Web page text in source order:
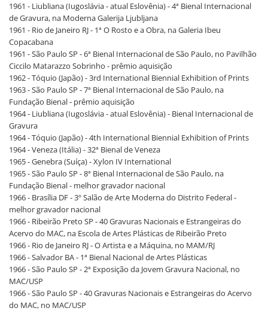
1961 - Liubliana (Iugoslávia - atual Eslovênia) - 4ª Bienal Internacional
de Gravura, na Moderna Galerija Ljubljana
1961 - Rio de Janeiro RJ - 1ª O Rosto e a Obra, na Galeria Ibeu
Copacabana
1961 - São Paulo SP - 6ª Bienal Internacional de São Paulo, no Pavilhão
Ciccilo Matarazzo Sobrinho - prêmio aquisição
1962 - Tóquio (Japão) - 3rd International Biennial Exhibition of Prints
1963 - São Paulo SP - 7ª Bienal Internacional de São Paulo, na
Fundação Bienal - prêmio aquisição
1964 - Liubliana (Iugoslávia - atual Eslovênia) - Bienal Internacional de
Gravura
1964 - Tóquio (Japão) - 4th International Biennial Exhibition of Prints
1964 - Veneza (Itália) - 32ª Bienal de Veneza
1965 - Genebra (Suíça) - Xylon IV International
1965 - São Paulo SP - 8ª Bienal Internacional de São Paulo, na
Fundação Bienal - melhor gravador nacional
1966 - Brasília DF - 3º Salão de Arte Moderna do Distrito Federal -
melhor gravador nacional
1966 - Ribeirão Preto SP - 40 Gravuras Nacionais e Estrangeiras do
Acervo do MAC, na Escola de Artes Plásticas de Ribeirão Preto
1966 - Rio de Janeiro RJ - O Artista e a Máquina, no MAM/RJ
1966 - Salvador BA - 1ª Bienal Nacional de Artes Plásticas
1966 - São Paulo SP - 2ª Exposição da Jovem Gravura Nacional, no
MAC/USP
1966 - São Paulo SP - 40 Gravuras Nacionais e Estrangeiras do Acervo
do MAC, no MAC/USP